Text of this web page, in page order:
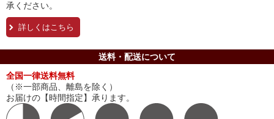
承ください。
詳しくはこちら
送料・配送について
全国一律送料無料
（※一部商品、離島を除く）
お届けの【時間指定】承ります。